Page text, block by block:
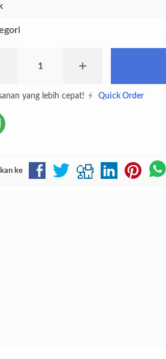
+
yang lebih cepat! Quick Order
ke